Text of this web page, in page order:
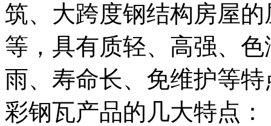
筑、大跨度钢结构房屋
等，具有质轻、高强、
雨、寿命长、免维护等
彩钢瓦产品的几大特点：